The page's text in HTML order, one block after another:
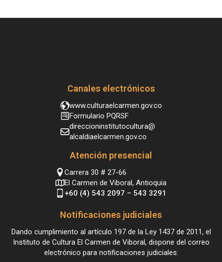
Canales electrónicos
www.culturaelcarmen.gov.co
Formulario PQRSF
direccioninstitutocultura@
alcaldiaelcarmen.gov.co
Atención presencial
Carrera 30 # 27-66
El Carmen de Viboral, Antioquia
+60 (4) 543 2097 – 543 3291
Notificaciones judiciales
Dando cumplimiento al artículo 197 de la Ley 1437 de 2011, el
Instituto de Cultura El Carmen de Viboral, dispone del correo
electrónico para notificaciones judiciales: